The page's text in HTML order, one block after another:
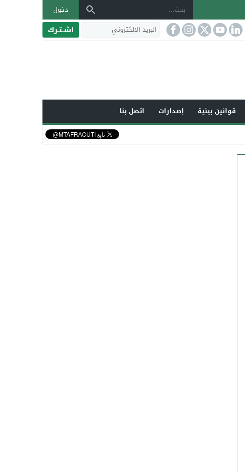
دخول
اشـتـرك
قوانين بيئية إصدارات
اتصل بنا